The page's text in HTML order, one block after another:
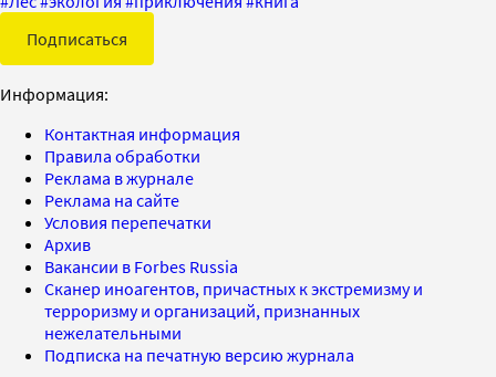
Подписаться
Информация:
Контактная информация
Правила обработки
Реклама в журнале
Реклама на сайте
Условия перепечатки
Архив
Вакансии в Forbes Russia
Сканер иноагентов, причастных к экстремизму и
терроризму и организаций, признанных
нежелательными
Подписка на печатную версию журнала